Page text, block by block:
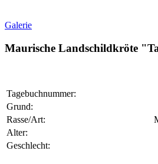
Galerie
Maurische Landschildkröte
Tagebuchnummer:
Grund:
Rasse/Art:
Alter:
Geschlecht: